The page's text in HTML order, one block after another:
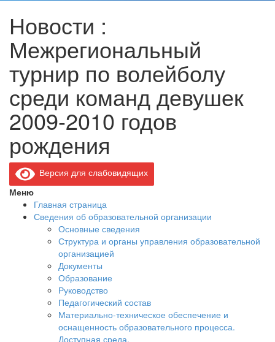
Новости :
Межрегиональный
турнир по волейболу
среди команд девушек
2009-2010 годов
рождения
Версия для слабовидящих
Меню
Главная страница
Сведения об образовательной организации
Основные сведения
Структура и органы управления образовательной
организацией
Документы
Образование
Руководство
Педагогический состав
Материально-техническое обеспечение и
оснащенность образовательного процесса.
Доступная среда.